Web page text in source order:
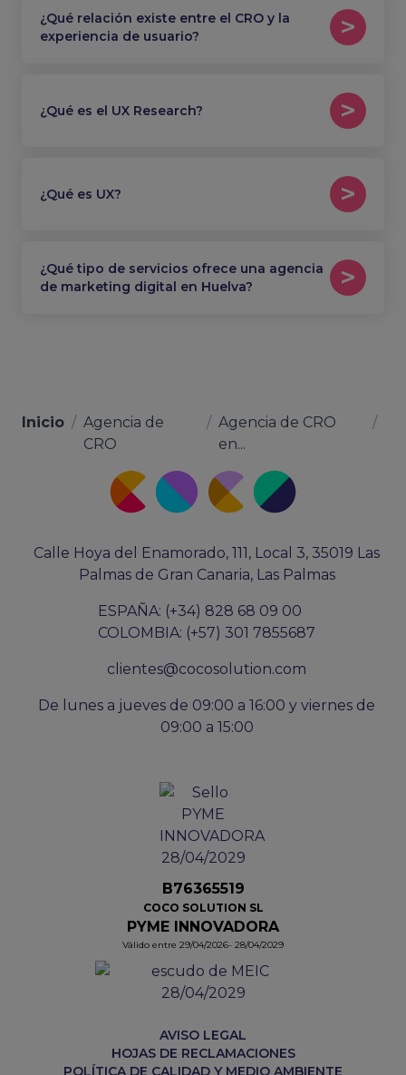
¿Qué relación existe entre el CRO y la
experiencia de usuario?
¿Qué es el UX Research?
¿Qué es UX?
¿Qué tipo de servicios ofrece una agencia
de marketing digital en Huelva?
Inicio / Agencia de
CRO
/ Agencia de CRO
en...
/
Calle Hoya del Enamorado, 111, Local 3, 35019 Las
Palmas de Gran Canaria, Las Palmas
ESPAÑA: (+34) 828 68 09 00
COLOMBIA: (+57) 301 7855687
clientes@cocosolution.com
De lunes a jueves de 09:00 a 16:00 y viernes de
09:00 a 15:00
B76365519
COCO SOLUTION SL
PYME INNOVADORA
Válido entre 29/04/2026- 28/04/2029
AVISO LEGAL
HOJAS DE RECLAMACIONES
POLÍTICA DE CALIDAD Y MEDIO AMBIENTE